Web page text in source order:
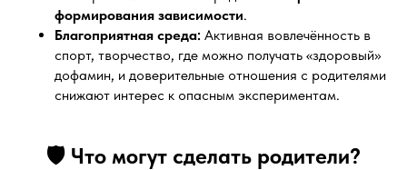
формирования зависимости.
Благоприятная среда: Активная вовлечённость в
спорт, творчество, где можно получать «здоровый»
дофамин, и доверительные отношения с родителями
снижают интерес к опасным экспериментам.
🛡️ Что могут сделать родители?